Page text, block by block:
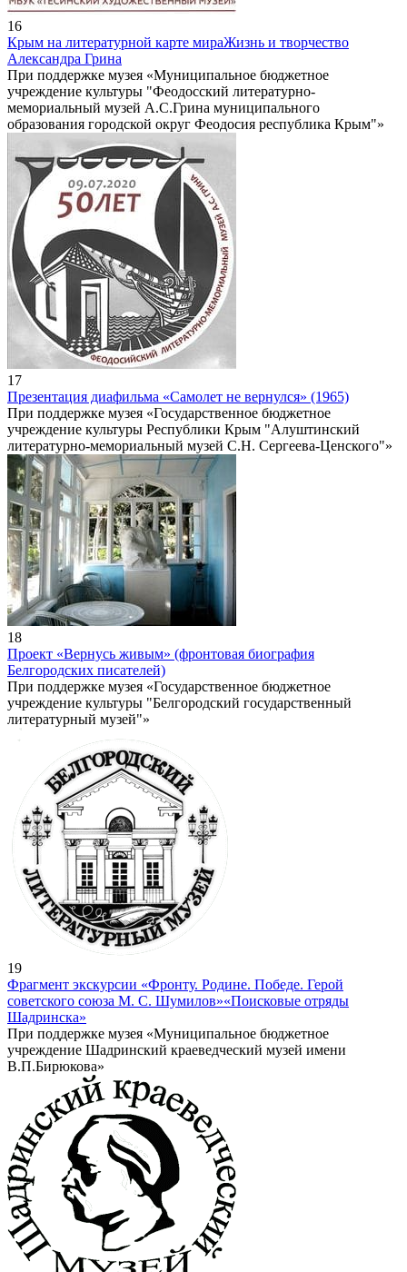
16
Крым на литературной карте мираЖизнь и творчество
Александра Грина
При поддержке музея «Муниципальное бюджетное
учреждение культуры "Феодосский литературно-
мемориальный музей А.С.Грина муниципального
образования городской округ Феодосия республика Крым"»
17
Презентация диафильма «Самолет не вернулся» (1965)
При поддержке музея «Государственное бюджетное
учреждение культуры Республики Крым "Алуштинский
литературно-мемориальный музей С.Н. Сергеева-Ценского"»
18
Проект «Вернусь живым» (фронтовая биография
Белгородских писателей)
При поддержке музея «Государственное бюджетное
учреждение культуры "Белгородский государственный
литературный музей"»
19
Фрагмент экскурсии «Фронту. Родине. Победе. Герой
советского союза М. С. Шумилов»«Поисковые отряды
Шадринска»
При поддержке музея «Муниципальное бюджетное
учреждение Шадринский краеведческий музей имени
В.П.Бирюкова»